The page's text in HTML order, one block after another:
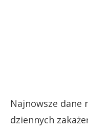
Najnowsze
dziennych